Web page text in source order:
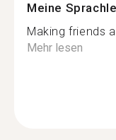
Meine
Making friends
Mehr lesen